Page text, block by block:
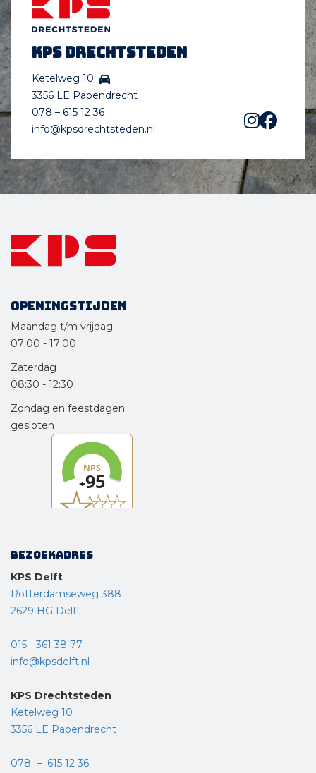
KPS Drechtsteden
Ketelweg 10
3356 LE Papendrecht
078 – 615 12 36
info@kpsdrechtsteden.nl
Openingstijden
Maandag t/m vrijdag
07:00 - 17:00
Zaterdag
08:30 - 12:30
Zondag en feestdagen
gesloten
Bezoekadres
KPS Delft
Rotterdamseweg 388
2629 HG Delft
015 - 361 38 77
info@kpsdelft.nl
KPS Drechtsteden
Ketelweg 10
3356 LE Papendrecht
078 – 615 12 36